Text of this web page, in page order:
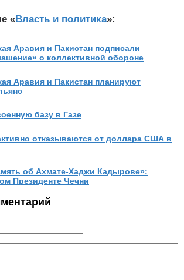
«Власть и политика»:
Аравия и Пакистан подписали
о коллективной обороне
Аравия и Пакистан планируют
базу в Газе
отказываются от доллара США в
об Ахмате-Хаджи Кадырове»:
Президенте Чечни